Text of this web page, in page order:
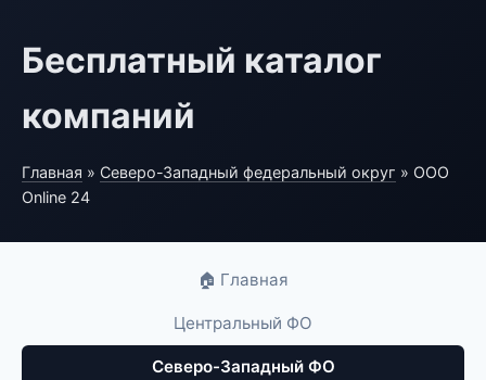
Бесплатный каталог
компаний
Главная » Северо-Западный федеральный округ » ООО
Online 24
🏠 Главная
Центральный ФО
Северо-Западный ФО